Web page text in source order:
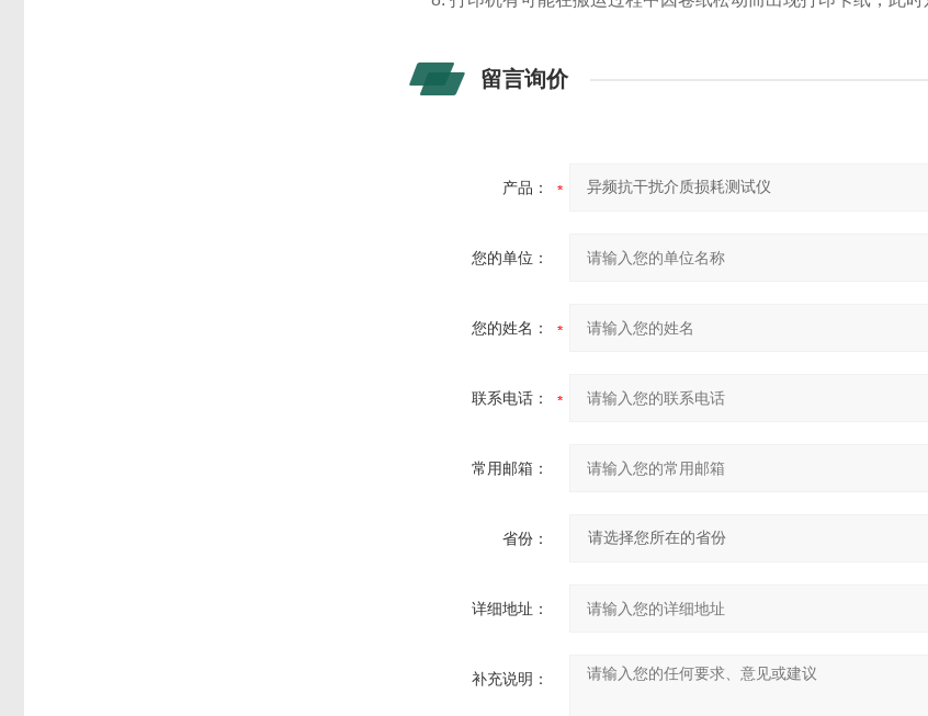
留言询价
产品：
您的单位：
您的姓名：
联系电话：
常用邮箱：
省份：
详细地址：
补充说明：